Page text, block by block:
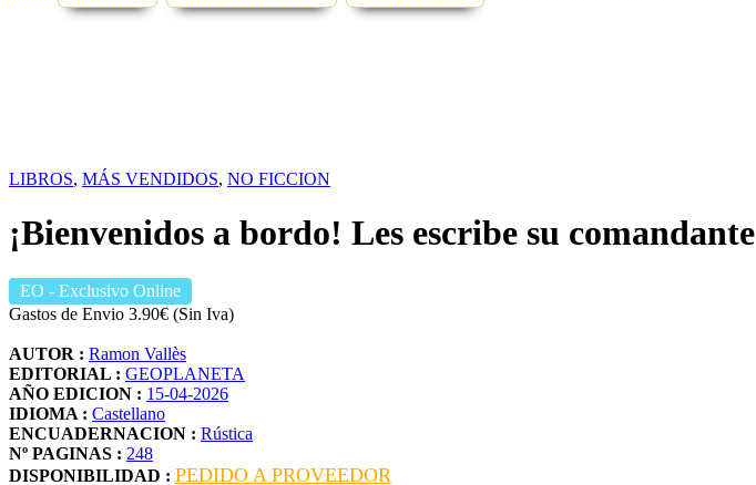
LIBROS, MÁS VENDIDOS, NO FICCION
¡Bienvenidos a bordo! Les escribe su comandante
EO - Exclusivo Online
Gastos de Envio 3.90€ (Sin Iva)
AUTOR : Ramon Vallès
EDITORIAL : GEOPLANETA
AÑO EDICION : 15-04-2026
IDIOMA : Castellano
ENCUADERNACION : Rústica
Nº PAGINAS : 248
DISPONIBILIDAD : PEDIDO A PROVEEDOR